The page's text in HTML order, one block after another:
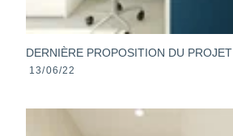
DERNIÈRE PROPOSITION DU PROJET
13/06/22